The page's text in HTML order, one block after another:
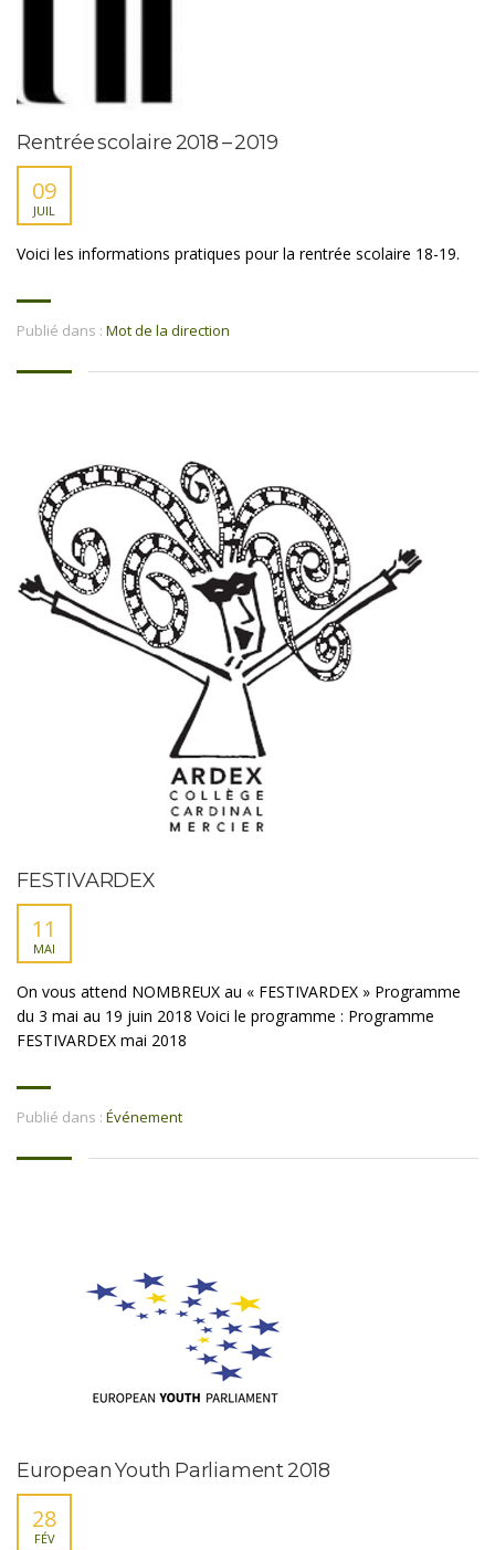
Rentrée scolaire 2018 – 2019
09
JUIL
Voici les informations pratiques pour la rentrée scolaire 18-19.
Publié dans : Mot de la direction
FESTIVARDEX
11
MAI
On vous attend NOMBREUX au « FESTIVARDEX » Programme
du 3 mai au 19 juin 2018 Voici le programme : Programme
FESTIVARDEX mai 2018
Publié dans : Événement
European Youth Parliament 2018
28
FÉV